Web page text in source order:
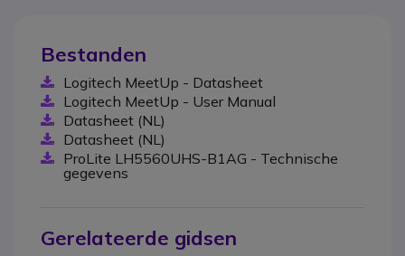
Bestanden
Logitech MeetUp - Datasheet
Logitech MeetUp - User Manual
Datasheet (NL)
Datasheet (NL)
ProLite LH5560UHS-B1AG - Technische
gegevens
Gerelateerde gidsen